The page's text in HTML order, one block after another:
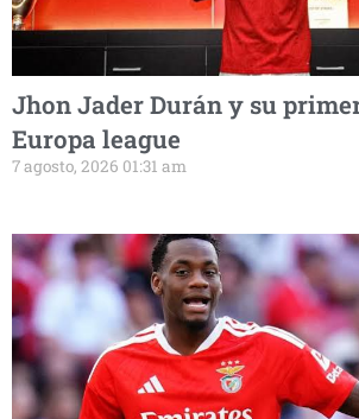
Jhon Jader Durán y su
Europa league
7 agosto, 2026 01:31 am